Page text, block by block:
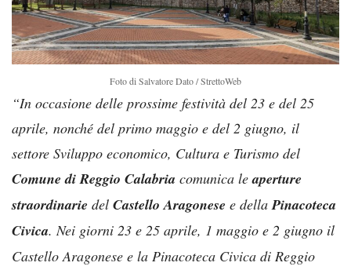
Foto di Salvatore Dato / StrettoWeb
“In occasione delle prossime festività del 23 e del 25
aprile, nonché del primo maggio e del 2 giugno, il
settore Sviluppo economico, Cultura e Turismo del
Comune di Reggio Calabria comunica leaperture
straordinarie del Castello Aragonese e dellaPinacoteca
Civica. Nei giorni 23 e 25 aprile, 1 maggio e 2 giugno il
Castello Aragonese e la Pinacoteca Civica di Reggio